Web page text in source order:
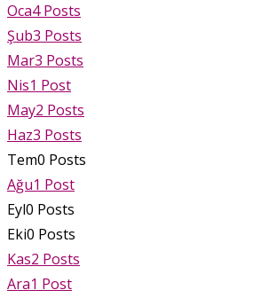
Oca4 Posts
Şub3 Posts
Mar3 Posts
Nis1 Post
May2 Posts
Haz3 Posts
Tem0 Posts
Ağu1 Post
Eyl0 Posts
Eki0 Posts
Kas2 Posts
Ara1 Post